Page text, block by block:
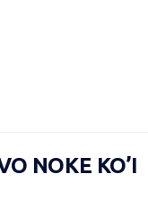
NOKE KO’I